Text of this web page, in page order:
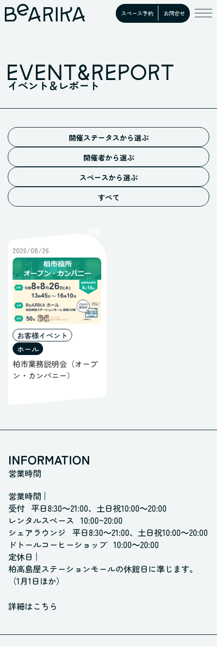
スペース予約 お問合せ
イベント＆レポート
開催ステータスから選ぶ
予告
募集中
開催中
満員御礼
開催終了
開催者から選ぶ
施設イベント
お客様イベント
すべての開催者
スペースから選ぶ
ホール
スタジオ
オープンスペース
ブース
すべてのスペース
すべて
2026/08/26
お客様イベント
ホール
柏市業務説明会（オープ
ン・カンパニー）
INFORMATION
営業時間
営業時間
受付 平日8:30～21:00、土日祝10:00～20:00
レンタルスペース
10:00~20:00
シェアラウンジ
平日8:30～21:00、土日祝10:00～20:00
ドトールコーヒーショップ 10:00～20:00
定休日
柏高島屋ステーションモールの休館日に準じます。
（1月1日ほか）
詳細はこちら